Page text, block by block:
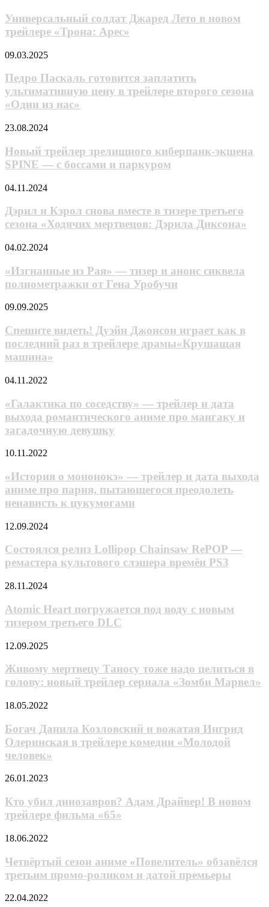
Джаред
Лето
в
трейлере
Арес»
Универсальный солдат Джаред Лето в новом
трейлере «Трона: Арес»
Педро
готовится
заплатить
ультимативную
цену
трейлере
сезона
«Одни
нас»
09.03.2025
Педро Паскаль готовится заплатить
ультимативную цену в трейлере второго сезона
«Одни из нас»
Новый
зрелищного
киберпанк-
экшена
—
боссами
и
23.08.2024
Новый трейлер зрелищного киберпанк-экшена
SPINE — с боссами и паркуром
Дэрил
Кэрол
снова
вместе
тизере
сезона
«Ходячих
Дэрила
04.11.2024
Дэрил и Кэрол снова вместе в тизере третьего
сезона «Ходячих мертвецов: Дэрила Диксона»
«Изгнанные
Рая»
—
тизер
анонс
полнометражки
от
Гена
04.02.2024
«Изгнанные из Рая» — тизер и анонс сиквела
полнометражки от Гена Уробучи
Спешите
Дуэйн
Джонсон
играет
как
последний
в
трейлере
драмы«Крушащая
машина»
09.09.2025
Спешите видеть! Дуэйн Джонсон играет как в
последний раз в трейлере драмы«Крушащая
машина»
«Галактика
соседству»
—
трейлер
и
выхода
аниме
про
и
девушку
04.11.2022
«Галактика по соседству» — трейлер и дата
выхода романтического аниме про мангаку и
загадочную девушку
«История
мононокэ»
—
трейлер
и
выхода
про
парня,
пытающегося
преодолеть
к
цукумогами
10.11.2022
«История о мононокэ» — трейлер и дата выхода
аниме про парня, пытающегося преодолеть
ненависть к цукумогами
Состоялся
Lollipop
RePOP
ремастера
слэшера
времён
12.09.2024
Состоялся релиз Lollipop Chainsaw RePOP —
ремастера культового слэшера времён PS3
Atomic
погружается
под
воду
новым
третьего
DLC
28.11.2024
Atomic Heart погружается под воду с новым
тизером третьего DLC
Живому
Таносу
надо
в
новый
трейлер
сериала
Марвел»
12.09.2025
Живому мертвецу Таносу тоже надо целиться в
голову: новый трейлер сериала «Зомби Марвел»
Богач
Козловский
и
вожатая
Ингрид
в
комедии
«Молодой
человек»
18.05.2022
Богач Данила Козловский и вожатая Ингрид
Олеринская в трейлере комедии «Молодой
человек»
Кто
динозавров?
Адам
Драйвер!
новом
фильма
«65»
26.01.2023
Кто убил динозавров? Адам Драйвер! В новом
трейлере фильма «65»
Четвёртый
аниме
«Повелитель»
обзавёлся
промо-
18.06.2022
Четвёртый сезон аниме «Повелитель» обзавёлся
третьим промо-роликом и датой премьеры
Роуз
22.04.2022